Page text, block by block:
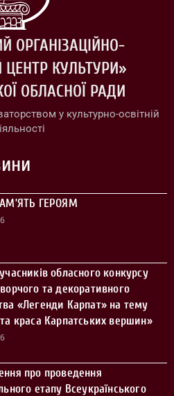
ОРГАНІЗАЦІЙНО-
КУЛЬТУРИ»
ОБЛАСНОЇ РАДИ
у культурно-освітній
ГЕРОЯМ
обласного конкурсу
та декоративного
«Легенди Карпат» на тему
краса Карпатських вершин»
про проведення
етапу Всеукраїнського